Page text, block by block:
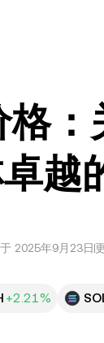
格
越
2025年9月23日
+2.21%